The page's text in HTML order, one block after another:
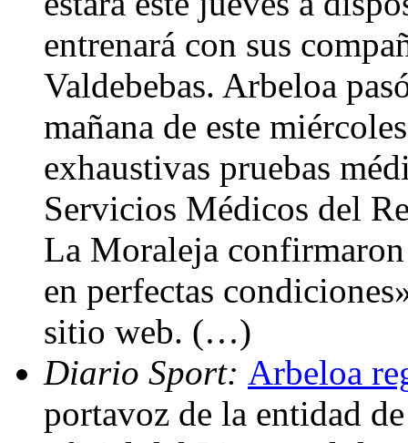
entrenará con sus
Valdebebas. Arbeloa
mañana de este
exhaustivas pruebas
Servicios Médicos del
La Moraleja
en perfectas
sitio web. (…)
Diario Sport: Arbeloa
portavoz de la entidad